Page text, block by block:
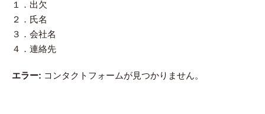
１．出欠
２．氏名
３．会社名
４．連絡先
エラー: コンタクトフォームが見つかりません。